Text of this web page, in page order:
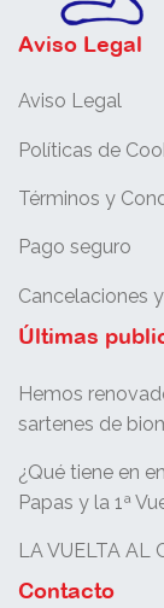
Aviso Legal
Aviso Legal
Políticas de
Términos y
Pago seguro
Cancelaciones
Últimas
Hemos
sartenes de
¿Qué tiene en
Papas y la 1ª
LA VUELTA AL
Contacto